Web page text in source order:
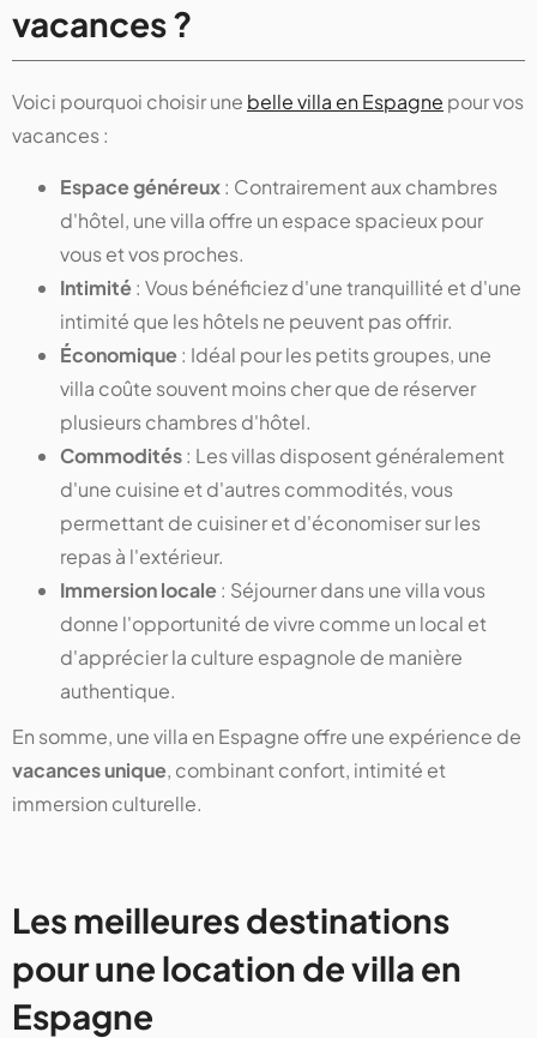
vacances ?
Voici pourquoi choisir une belle villa en Espagne pour vos
vacances :
Espace généreux: Contrairement aux chambres
d'hôtel, une villa offre un espace spacieux pour
vous et vos proches.
Intimité: Vous bénéficiez d'une tranquillité et d'une
intimité que les hôtels ne peuvent pas offrir.
Économique: Idéal pour les petits groupes, une
villa coûte souvent moins cher que de réserver
plusieurs chambres d'hôtel.
Commodités: Les villas disposent généralement
d'une cuisine et d'autres commodités, vous
permettant de cuisiner et d'économiser sur les
repas à l'extérieur.
Immersion locale: Séjourner dans une villa vous
donne l'opportunité de vivre comme un local et
d'apprécier la culture espagnole de manière
authentique.
En somme, une villa en Espagne offre une expérience de
vacances unique, combinant confort, intimité et
immersion culturelle.
Les meilleures destinations
pour une location de villa en
Espagne